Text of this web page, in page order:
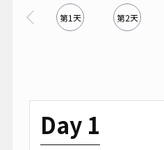
第1天 第2天
Day 1